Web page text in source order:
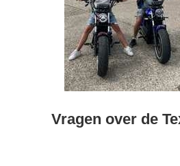
Vragen over de